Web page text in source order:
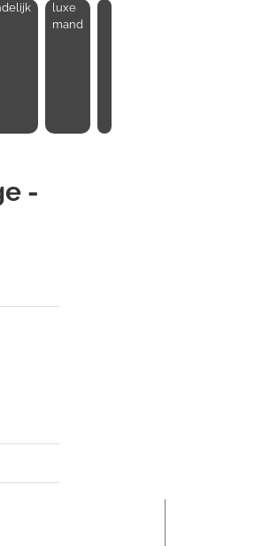
luxe
mand
-